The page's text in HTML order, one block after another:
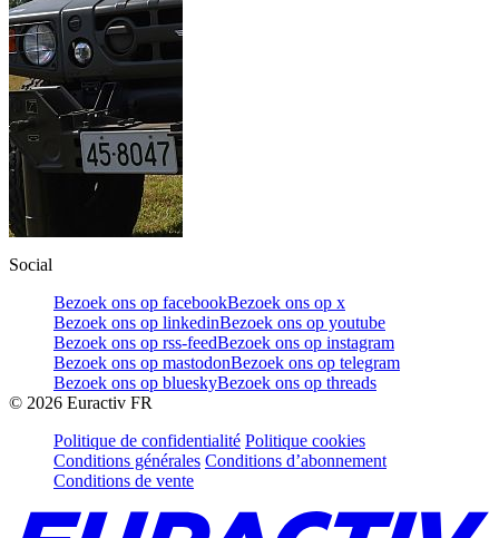
Social
Bezoek ons op facebookBezoek ons op x
Bezoek ons op linkedinBezoek ons op youtube
Bezoek ons op rss-feedBezoek ons op instagram
Bezoek ons op mastodonBezoek ons op telegram
Bezoek ons op blueskyBezoek ons op threads
© 2026 Euractiv FR
Politique de confidentialité Politique cookies
Conditions générales Conditions d’abonnement
Conditions de vente